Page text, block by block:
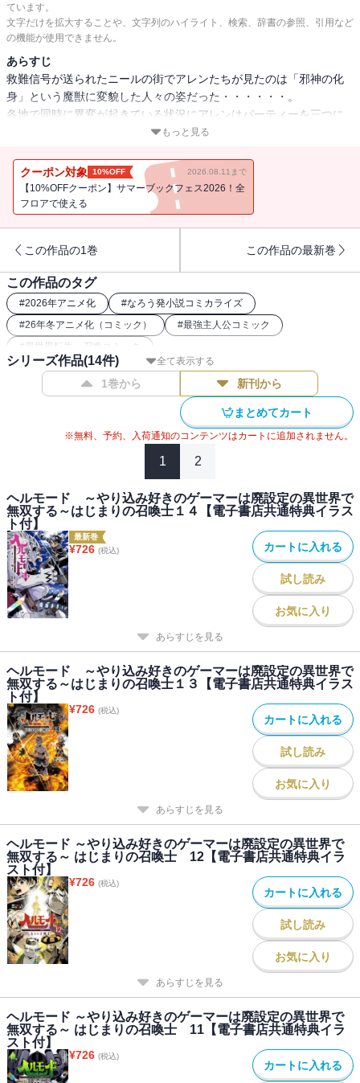
ています。
文字だけを拡大することや、文字列のハイライト、検索、辞書の参照、引用など
の機能が使用できません。
あらすじ
救難信号が送られたニールの街でアレンたちが見たのは「邪神の化
身」という魔獣に変貌した人々の姿だった・・・・・・。
各地で同時に異変が起きている状況にアレンはパーティーを三つに
もっと見る
クーポン対象 10%OFF 2026.08.11まで
【10%OFFクーポン】サマーブックフェス2026！全
フロアで使える
この作品の1巻 この作品の最新巻
この作品のタグ
#2026年アニメ化 #なろう発小説コミカライズ
#26年冬アニメ化（コミック） #最強主人公コミック
# 異世界転生・召喚コミック
全て表示する
シリーズ作品(14件)
1巻から 新刊から
まとめてカート
※無料、予約、入荷通知のコンテンツはカートに追加されません。
1 2
ヘルモード ～やり込み好きのゲーマーは廃設定の異世界で
無双する～はじまりの召喚士１４【電子書店共通特典イラス
ト付】
最新巻
¥726 (税込) カートに入れる
試し読み
お気に入り
あらすじを見る
ヘルモード ～やり込み好きのゲーマーは廃設定の異世界で
無双する～はじまりの召喚士１３【電子書店共通特典イラス
ト付】
¥726 (税込)
カートに入れる
試し読み
お気に入り
あらすじを見る
ヘルモード ～やり込み好きのゲーマーは廃設定の異世界で
無双する～ はじまりの召喚士 12【電子書店共通特典イラ
スト付】
¥726 (税込)
カートに入れる
試し読み
お気に入り
あらすじを見る
ヘルモード ～やり込み好きのゲーマーは廃設定の異世界で
無双する～ はじまりの召喚士 11【電子書店共通特典イラ
スト付】
¥726 (税込)
カートに入れる